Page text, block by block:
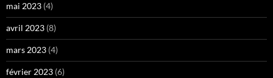
mai 2023 (4)
avril 2023 (8)
mars 2023 (4)
février 2023 (6)